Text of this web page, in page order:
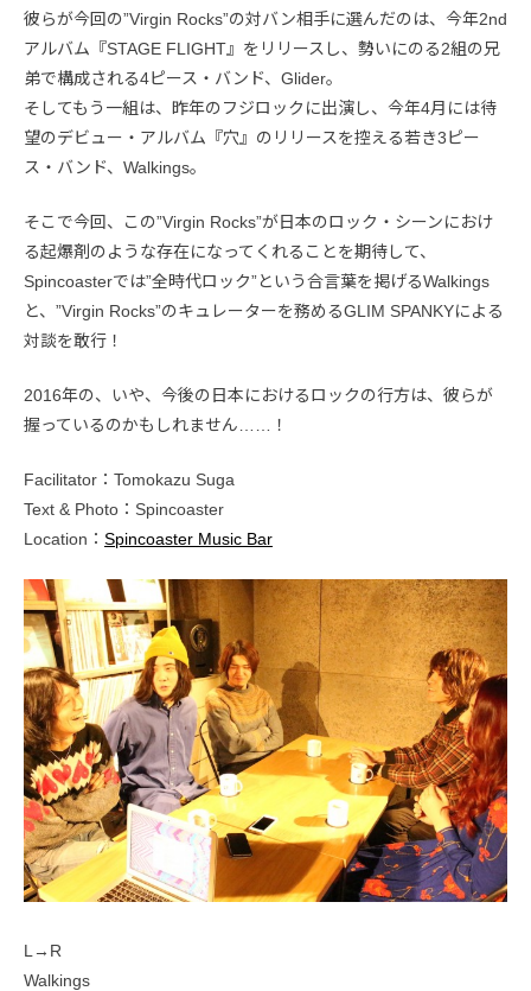
彼らが今回の”Virgin Rocks”の対バン相手に選んだのは、今年2nd
アルバム『STAGE FLIGHT』をリリースし、勢いにのる2組の兄
弟で構成される4ピース・バンド、Glider。
そしてもう一組は、昨年のフジロックに出演し、今年4月には待
望のデビュー・アルバム『穴』のリリースを控える若き3ピー
ス・バンド、Walkings。
そこで今回、この”Virgin Rocks”が日本のロック・シーンにおけ
る起爆剤のような存在になってくれることを期待して、
Spincoasterでは”全時代ロック”という合言葉を掲げるWalkings
と、”Virgin Rocks”のキュレーターを務めるGLIM SPANKYによる
対談を敢行！
2016年の、いや、今後の日本におけるロックの行方は、彼らが
握っているのかもしれません……！
Facilitator：Tomokazu Suga
Text & Photo：Spincoaster
Location： Spincoaster Music Bar
L→R
Walkings